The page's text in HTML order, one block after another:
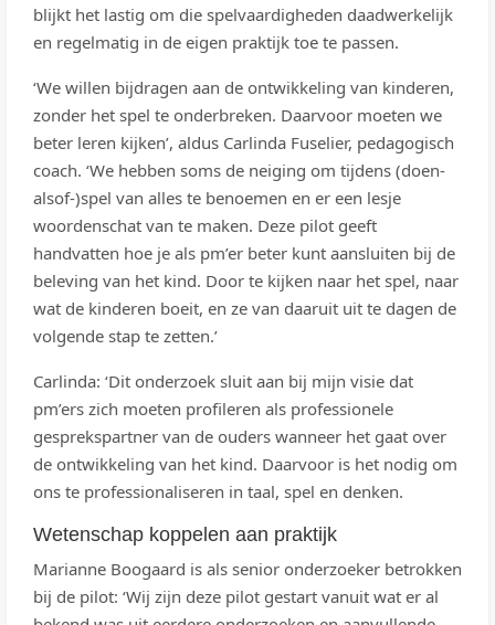
blijkt het lastig om die spelvaardigheden daadwerkelijk
en regelmatig in de eigen praktijk toe te passen.
‘We willen bijdragen aan de ontwikkeling van kinderen,
zonder het spel te onderbreken. Daarvoor moeten we
beter leren kijken’, aldus Carlinda Fuselier, pedagogisch
coach. ‘We hebben soms de neiging om tijdens (doen-
alsof-)spel van alles te benoemen en er een lesje
woordenschat van te maken. Deze pilot geeft
handvatten hoe je als pm’er beter kunt aansluiten bij de
beleving van het kind. Door te kijken naar het spel, naar
wat de kinderen boeit, en ze van daaruit uit te dagen de
volgende stap te zetten.’
Carlinda: ‘Dit onderzoek sluit aan bij mijn visie dat
pm’ers zich moeten profileren als professionele
gesprekspartner van de ouders wanneer het gaat over
de ontwikkeling van het kind. Daarvoor is het nodig om
ons te professionaliseren in taal, spel en denken.
Wetenschap koppelen aan praktijk
Marianne Boogaard is als senior onderzoeker betrokken
bij de pilot: ‘Wij zijn deze pilot gestart vanuit wat er al